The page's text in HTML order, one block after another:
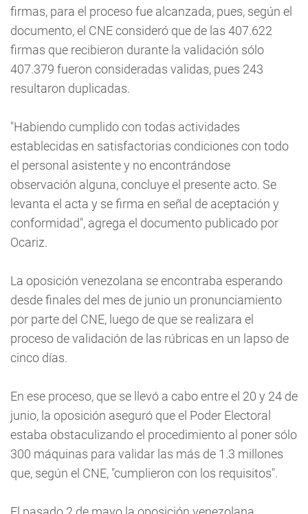
firmas, para el proceso fue alcanzada, pues, según el
documento, el CNE consideró que de las 407.622
firmas que recibieron durante la validación sólo
407.379 fueron consideradas validas, pues 243
resultaron duplicadas.
"Habiendo cumplido con todas actividades
establecidas en satisfactorias condiciones con todo
el personal asistente y no encontrándose
observación alguna, concluye el presente acto. Se
levanta el acta y se firma en señal de aceptación y
conformidad", agrega el documento publicado por
Ocariz.
La oposición venezolana se encontraba esperando
desde finales del mes de junio un pronunciamiento
por parte del CNE, luego de que se realizara el
proceso de validación de las rúbricas en un lapso de
cinco días.
En ese proceso, que se llevó a cabo entre el 20 y 24 de
junio, la oposición aseguró que el Poder Electoral
estaba obstaculizando el procedimiento al poner sólo
300 máquinas para validar las más de 1.3 millones
que, según el CNE, "cumplieron con los requisitos".